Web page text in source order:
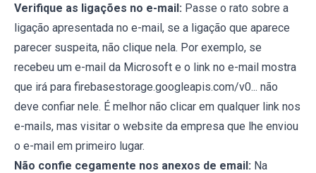
Verifique as ligações no e-mail: Passe o rato sobre a
ligação apresentada no e-mail, se a ligação que aparece
parecer suspeita, não clique nela. Por exemplo, se
recebeu um e-mail da Microsoft e o link no e-mail mostra
que irá para firebasestorage.googleapis.com/v0... não
deve confiar nele. É melhor não clicar em qualquer link nos
e-mails, mas visitar o website da empresa que lhe enviou
o e-mail em primeiro lugar.
Não confie cegamente nos anexos de email: Na